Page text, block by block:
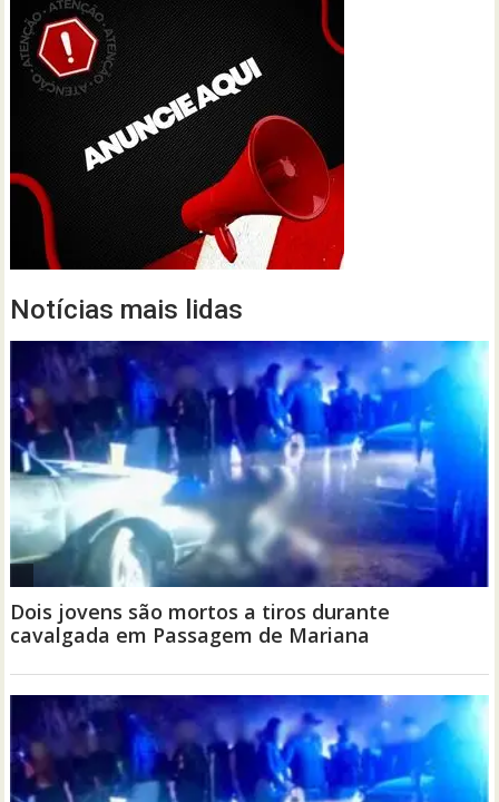
Notícias mais lidas